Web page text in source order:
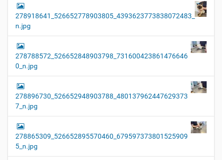
278918641_526652778903805_4393623773838072483_
n.jpg
278788572_526652848903798_731600423861476646
0_n.jpg
278896730_526652948903788_480137962447629373
7_n.jpg
278865309_526652895570460_679597373801525909
5_n.jpg